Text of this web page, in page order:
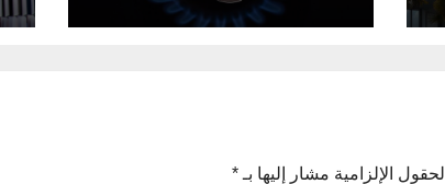
الطاقة الروسية
الحقول الإلزامية مشار إليها بـ *